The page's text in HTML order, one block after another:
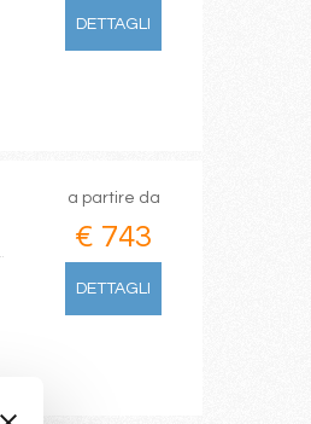
DETTAGLI
a partire da
€ 743
DETTAGLI